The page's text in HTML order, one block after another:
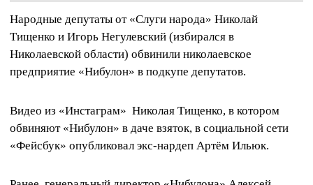
Народные депутаты от «Слуги народа» Николай
Тищенко и Игорь Негулевский (избирался в
Николаевской области) обвинили николаевское
предприятие «Нибулон» в подкупе депутатов.
Видео из «Инстаграм» Николая Тищенко, в котором
обвиняют «Нибулон» в даче взяток, в социальной сети
«Фейсбук» опубликовал экс-нардеп Артём Ильюк.